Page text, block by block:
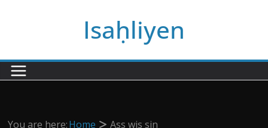
Isaḥliyen
You are here:Home Ass wis sin